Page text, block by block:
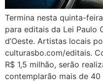
Termina nesta quinta-
para editais da Lei Paulo
d’Oeste. Artistas locais
culturasbo.com/editais.
R$ 1,5 milhão, serão
contemplarão mais de